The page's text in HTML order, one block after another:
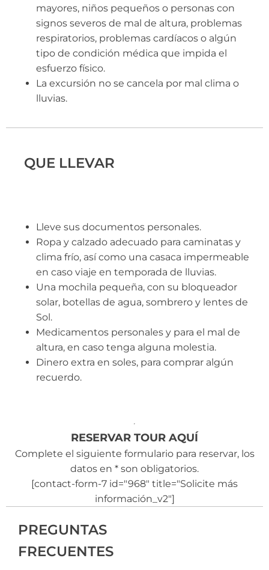
mayores, niños pequeños o personas con
signos severos de mal de altura, problemas
respiratorios, problemas cardíacos o algún
tipo de condición médica que impida el
esfuerzo físico.
La excursión no se cancela por mal clima o
lluvias.
QUE LLEVAR
Lleve sus documentos personales.
Ropa y calzado adecuado para caminatas y
clima frío, así como una casaca impermeable
en caso viaje en temporada de lluvias.
Una mochila pequeña, con su bloqueador
solar, botellas de agua, sombrero y lentes de
Sol.
Medicamentos personales y para el mal de
altura, en caso tenga alguna molestia.
Dinero extra en soles, para comprar algún
recuerdo.
RESERVAR TOUR AQUÍ
Complete el siguiente formulario para reservar, los
datos en * son obligatorios.
[contact-form-7 id="968" title="Solicite más
información_v2"]
PREGUNTAS
FRECUENTES